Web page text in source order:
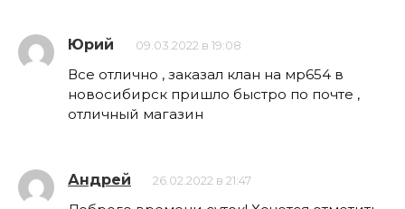
Юрий 09.03.2022 в 19:08
Все отлично , заказал клан на мр654 в
новосибирск пришло быстро по почте ,
отличный магазин
Андрей 26.02.2022 в 21:47